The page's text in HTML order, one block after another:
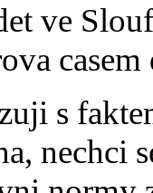
ve
s
nechci